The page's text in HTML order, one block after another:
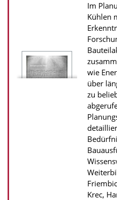
u
r
P
u
b
l
i
k
a
t
i
o
n
Im
Kühlen
wie
über
zu
Krec,